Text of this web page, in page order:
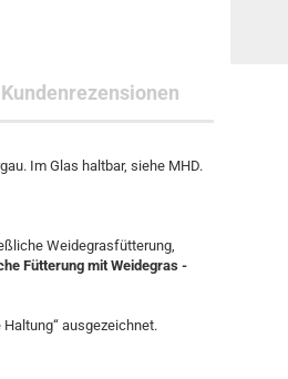
Kundenrezensionen
Im Glas haltbar, siehe MHD.
Weidegrasfütterung,
Fütterung mit Weidegras -
ausgezeichnet.